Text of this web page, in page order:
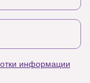
информации